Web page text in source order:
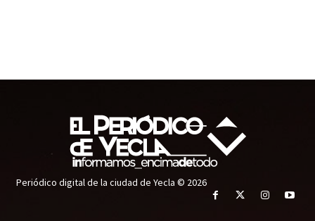
Periódico digital de la ciudad de Yecla © 2026